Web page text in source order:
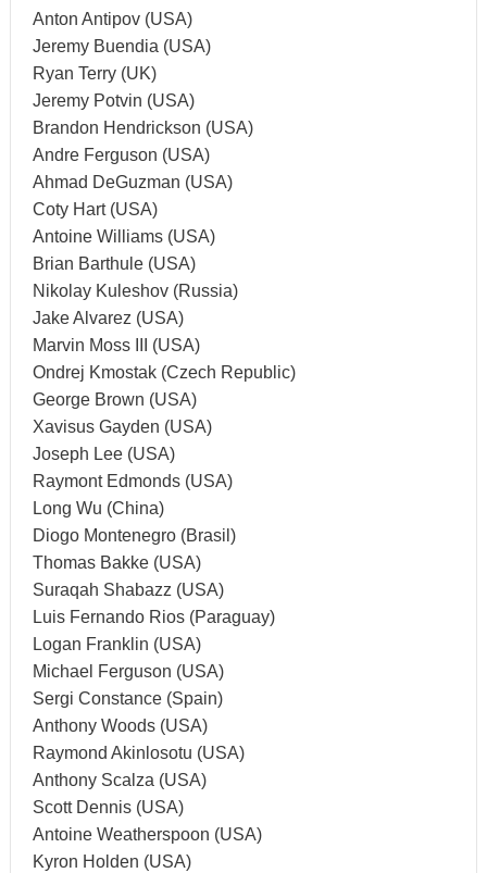
Anton Antipov (USA)
Jeremy Buendia (USA)
Ryan Terry (UK)
Jeremy Potvin (USA)
Brandon Hendrickson (USA)
Andre Ferguson (USA)
Ahmad DeGuzman (USA)
Coty Hart (USA)
Antoine Williams (USA)
Brian Barthule (USA)
Nikolay Kuleshov (Russia)
Jake Alvarez (USA)
Marvin Moss III (USA)
Ondrej Kmostak (Czech Republic)
George Brown (USA)
Xavisus Gayden (USA)
Joseph Lee (USA)
Raymont Edmonds (USA)
Long Wu (China)
Diogo Montenegro (Brasil)
Thomas Bakke (USA)
Suraqah Shabazz (USA)
Luis Fernando Rios (Paraguay)
Logan Franklin (USA)
Michael Ferguson (USA)
Sergi Constance (Spain)
Anthony Woods (USA)
Raymond Akinlosotu (USA)
Anthony Scalza (USA)
Scott Dennis (USA)
Antoine Weatherspoon (USA)
Kyron Holden (USA)